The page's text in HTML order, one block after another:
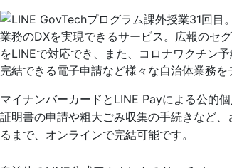
マイナンバーカードとLINE Payによる公的
証明書の申請や粗大ごみ収集の手続きなど
るまで、オンラインで完結可能です。